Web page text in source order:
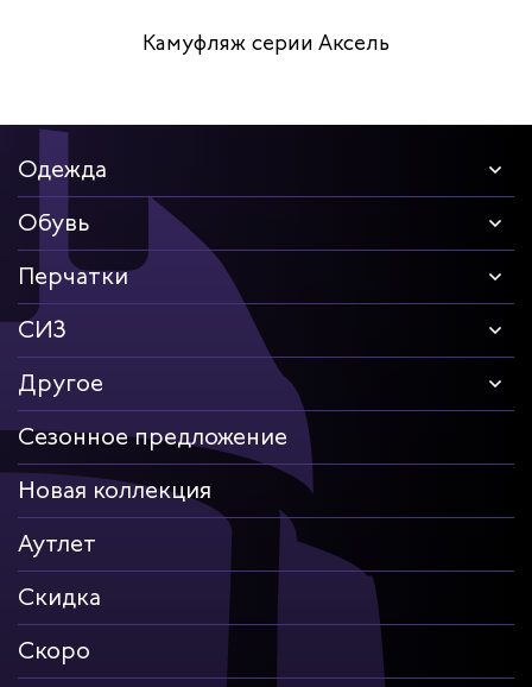
Камуфляж серии Аксель
Одежда
Обувь
Перчатки
СИЗ
Другое
Сезонное предложение
Новая коллекция
Аутлет
Скидка
Скоро